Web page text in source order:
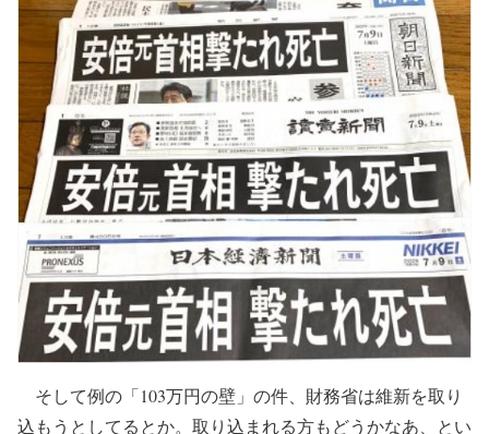
そして例の「103万円の壁」の件、財務省は維新を取り
込もうとしてるとか。取り込まれる方もどうかなあ、とい